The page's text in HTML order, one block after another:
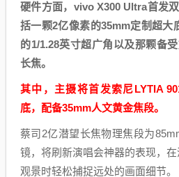
硬件方面，vivo X300 Ultra首发
括一颗2亿像素的35mm定制超大
的1/1.28英寸超广角以及那颗备
长焦。
其中，主摄将首发索尼LYTIA
底，配备35mm人文黄金焦段。
蔡司2亿潜望长焦物理焦段为
镜，将刷新演唱会神器的表现，
观景时轻松捕捉远处的画面细节。